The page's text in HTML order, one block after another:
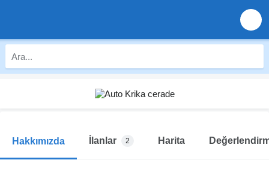
Hakkımızda İlanlar 2 Harita